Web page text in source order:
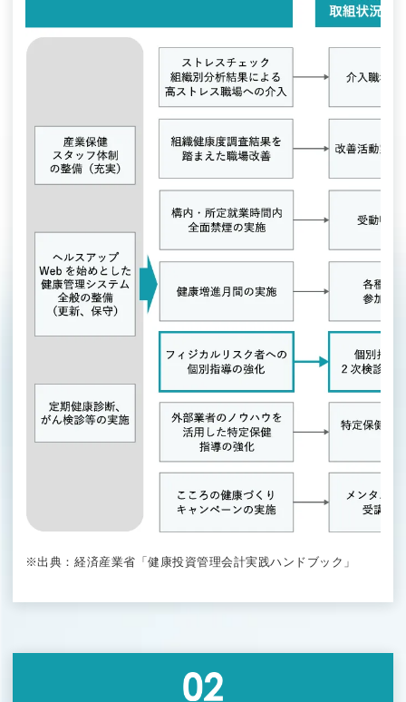
※出典：経済産業省「健康投資管理会計実践ハンドブック」